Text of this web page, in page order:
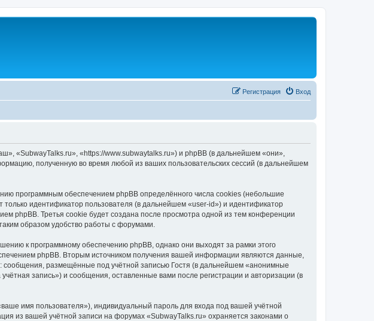
Вход
Регистрация
«SubwayTalks.ru», «https://www.subwaytalks.ru») и phpBB (в дальнейшем «они»,
полученную во время любой из ваших пользовательских сессий (в дальнейшем
программным обеспечением phpBB определённого числа cookies (небольшие
идентификатор пользователя (в дальнейшем «user-id») и идентификатор
phpBB. Третья cookie будет создана после просмотра одной из тем конференции
образом удобство работы с форумами.
к программному обеспечению phpBB, однако они выходят за рамки этого
phpBB. Вторым источником получения вашей информации являются данные,
размещённые под учётной записью Гостя (в дальнейшем «анонимные
запись») и сообщения, оставленные вами после регистрации и авторизации (в
имя пользователя»), индивидуальный пароль для входа под вашей учётной
из вашей учётной записи на форумах «SubwayTalks.ru» охраняется законами о